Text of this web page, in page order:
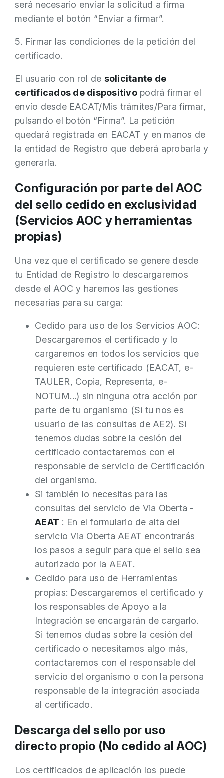
será necesario enviar la solicitud a firma
mediante el botón “Enviar a firmar”.
5. Firmar las condiciones de la petición del
certificado.
El usuario con rol de solicitante de
certificados de dispositivopodrá firmar el
envío desde EACAT/Mis trámites/Para firmar,
pulsando el botón “Firma”. La petición
quedará registrada en EACAT y en manos de
la entidad de Registro que deberá aprobarla y
generarla.
Configuración por parte del AOC
del sello cedido en exclusividad
(Servicios AOC y herramientas
propias)
Una vez que el certificado se genere desde
tu Entidad de Registro lo descargaremos
desde el AOC y haremos las gestiones
necesarias para su carga:
Cedido para uso de los Servicios AOC:
Descargaremos el certificado y lo
cargaremos en todos los servicios que
requieren este certificado (EACAT, e-
TAULER, Copia, Representa, e-
NOTUM...) sin ninguna otra acción por
parte de tu organismo (Si tu nos es
usuario de las consultas de AE2). Si
tenemos dudas sobre la cesión del
certificado contactaremos con el
responsable de servicio de Certificación
del organismo.
Si también lo necesitas para las
consultas del servicio de Via Oberta -
AEAT : En el formulario de alta del
servicio Via Oberta AEAT encontrarás
los pasos a seguir para que el sello sea
autorizado por la AEAT.
Cedido para uso de Herramientas
propias: Descargaremos el certificado y
los responsables de Apoyo a la
Integración se encargarán de cargarlo.
Si tenemos dudas sobre la cesión del
certificado o necesitamos algo más,
contactaremos con el responsable del
servicio del organismo o con la persona
responsable de la integración asociada
al certificado.
Descarga del sello por uso
directo propio (No cedido al AOC)
Los certificados de aplicación los puede